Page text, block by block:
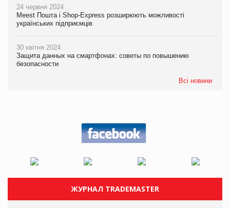
24 червня 2024
Meest Пошта і Shop-Express розширюють можливості
українських підприємців
30 квітня 2024
Защита данных на смартфонах: советы по повышению
безопасности
Всі новини
ЖУРНАЛ TRADEMASTER